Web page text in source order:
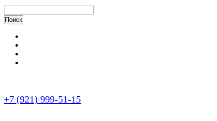
+7 (921) 999-51-15